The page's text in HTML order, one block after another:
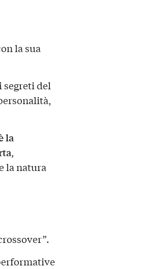
la sua
segreti del
la
,
la natura